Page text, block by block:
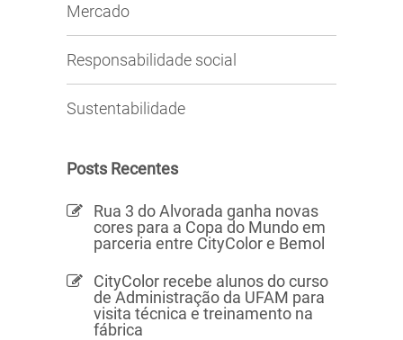
Mercado
Responsabilidade social
Sustentabilidade
Posts Recentes
Rua 3 do Alvorada ganha novas
cores para a Copa do Mundo em
parceria entre CityColor e Bemol
CityColor recebe alunos do curso
de Administração da UFAM para
visita técnica e treinamento na
fábrica